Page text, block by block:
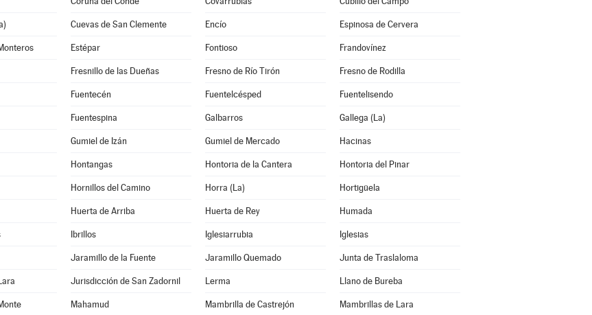
Cuevas de San Clemente Encío Espinosa de Cervera
Estépar Fontioso Frandovínez
Fresnillo de las Dueñas Fresno de Río Tirón Fresno de Rodilla
Fuentecén Fuentelcésped Fuentelisendo
Fuentespina Galbarros Gallega (La)
Gumiel de Izán Gumiel de Mercado Hacinas
Hontangas Hontoria de la Cantera Hontoria del Pinar
Hornillos del Camino Horra (La) Hortigüela
Huerta de Arriba Huerta de Rey Humada
Ibrillos Iglesiarrubia Iglesias
Jaramillo de la Fuente Jaramillo Quemado Junta de Traslaloma
Jurisdicción de San Zadornil Lerma Llano de Bureba
Mahamud Mambrilla de Castrejón Mambrillas de Lara